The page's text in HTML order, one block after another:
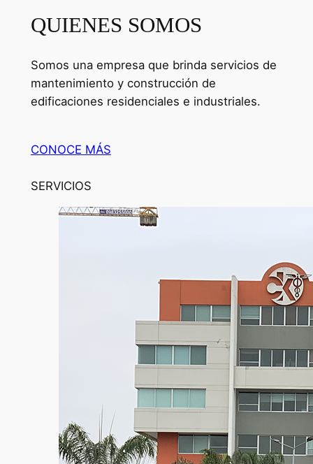
QUIENES SOMOS
Somos una empresa que brinda servicios de
mantenimiento y construcción de
edificaciones residenciales e industriales.
CONOCE MÁS
SERVICIOS